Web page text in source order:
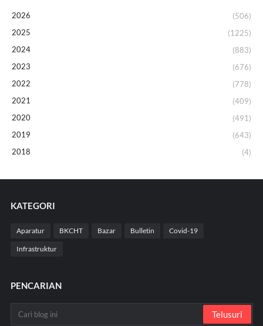
2026
(506)
2025
(1225)
2024
(883)
2023
(676)
2022
(778)
2021
(409)
2020
(491)
2019
(643)
2018
(4)
KATEGORI
Aparatur BKCHT Bazar Bulletin Covid-19
Infrastruktur
PENCARIAN